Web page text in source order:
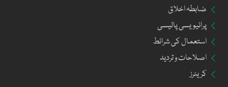
ضابطہ اخلاق
پرائیویسی پالیسی
استعمال کی شرائط
اصلاحات و تردید
کریئرز